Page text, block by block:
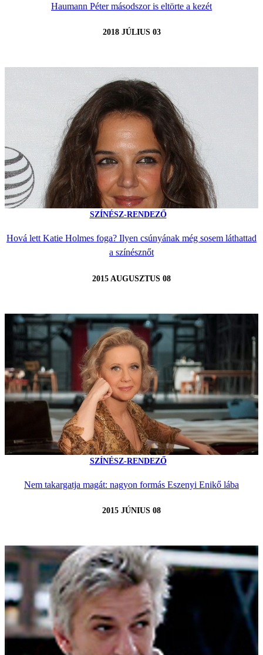
Haumann Péter másodszor is eltörte a kezét
2018 JÚLIUS 03
SZÍNÉSZ-RENDEZŐ
Hová lett Katie Holmes foga? Ilyen csúnyának még sosem láthattad
a színésznőt
2015 AUGUSZTUS 08
SZÍNÉSZ-RENDEZŐ
Nem takargatja magát: nagyon formás Eszenyi Enikő lába
2015 JÚNIUS 08